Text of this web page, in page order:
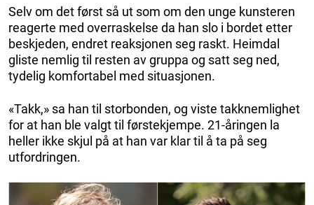
Selv om det først så ut som om den unge kunsteren
reagerte med overraskelse da han slo i bordet etter
beskjeden, endret reaksjonen seg raskt. Heimdal
gliste nemlig til resten av gruppa og satt seg ned,
tydelig komfortabel med situasjonen.
«Takk,» sa han til storbonden, og viste takknemlighet
for at han ble valgt til førstekjempe. 21-åringen la
heller ikke skjul på at han var klar til å ta på seg
utfordringen.